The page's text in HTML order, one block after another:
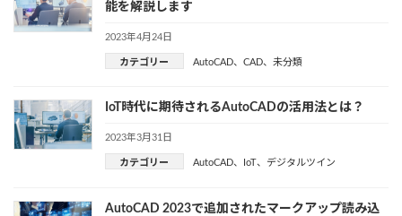
能を解説します
2023年4月24日
カテゴリー AutoCAD、 CAD、 未分類
IoT時代に期待されるAutoCADの活用法とは？
2023年3月31日
カテゴリー AutoCAD、 IoT、 デジタルツイン
AutoCAD 2023で追加されたマークアップ読み込